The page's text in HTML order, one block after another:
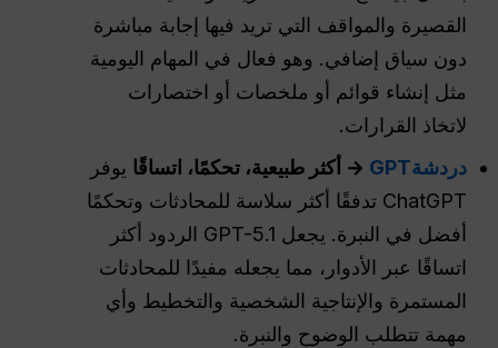
القصيرة والمواقف التي تريد فيها إجابة مباشرة
دون سياق إضافي. وهو فعال في المهام اليومية
مثل إنشاء قوائم أو ملخصات أو اختصارات
لاتخاذ القرارات.
دردشةGPT
→ أكثر طبيعية، تحكمًا، اتساقًا يوفر
ChatGPT تدفقًا أكثر سلاسة للمحادثات وتحكمًا
أفضل في النبرة. يجعل GPT-5.1 الردود أكثر
اتساقًا عبر الأدوار، مما يجعله مفيدًا للمحادثات
المستمرة والإنتاجية الشخصية والتخطيط وأي
مهمة تتطلب الوضوح والنبرة.